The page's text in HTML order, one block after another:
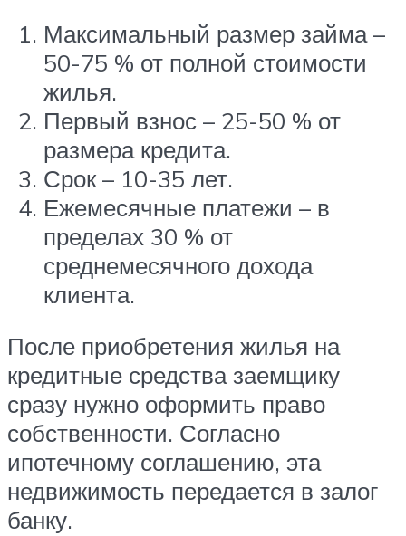
Максимальный размер займа –
50-75 % от полной стоимости
жилья.
Первый взнос – 25-50 % от
размера кредита.
Срок – 10-35 лет.
Ежемесячные платежи – в
пределах 30 % от
среднемесячного дохода
клиента.
После приобретения жилья на
кредитные средства заемщику
сразу нужно оформить право
собственности. Согласно
ипотечному соглашению, эта
недвижимость передается в залог
банку.